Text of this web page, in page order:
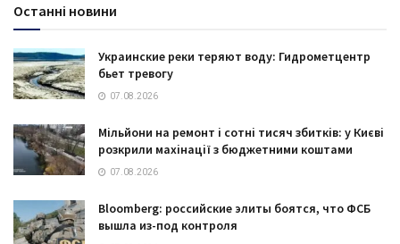
Останні новини
Украинские реки теряют воду: Гидрометцентр
бьет тревогу
07.08.2026
Мільйони на ремонт і сотні тисяч збитків: у Києві
розкрили махінації з бюджетними коштами
07.08.2026
Bloomberg: российские элиты боятся, что ФСБ
вышла из-под контроля